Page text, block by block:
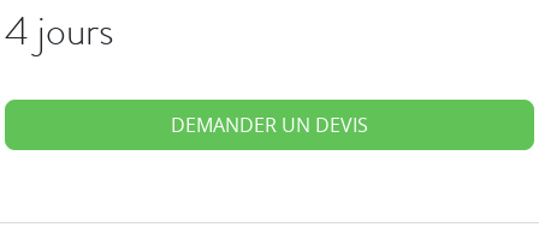
4 jours
DEMANDER UN DEVIS